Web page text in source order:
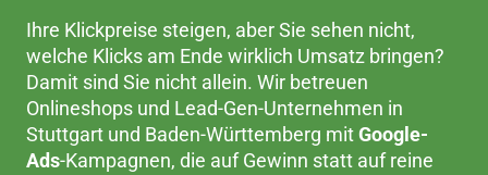
Ihre Klickpreise steigen, aber Sie sehen nicht,
welche Klicks am Ende wirklich Umsatz bringen?
Damit sind Sie nicht allein. Wir betreuen
Onlineshops und Lead-Gen-Unternehmen in
Stuttgart und Baden-Württemberg mit Google-
Ads-Kampagnen, die auf Gewinn statt auf reine